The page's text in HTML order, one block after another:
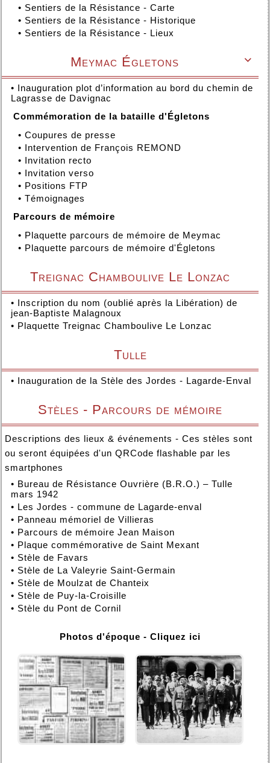
• Sentiers de la Résistance - Carte
• Sentiers de la Résistance - Historique
• Sentiers de la Résistance - Lieux

Meymac Égletons
•
Inauguration plot d’information au bord du chemin de
Lagrasse de Davignac
Commémoration de la bataille d'Égletons
• Coupures de presse
•
Intervention de François REMOND
•
Invitation recto
•
Invitation verso
• Positions FTP
• Témoignages
Parcours de mémoire
• Plaquette parcours de mémoire de Meymac
• Plaquette parcours de mémoire d'Égletons
Treignac Chamboulive Le Lonzac
•
Inscription du nom (oublié après la Libération) de
jean-Baptiste Malagnoux
• Plaquette Treignac Chamboulive Le Lonzac
Tulle
• Inauguration de la Stèle des Jordes - Lagarde-Enval
Stèles - Parcours de mémoire
Descriptions des lieux & événements - Ces stèles sont
ou seront équipées d'un QRCode flashable par les
smartphones
• Bureau de Résistance Ouvrière (B.R.O.) – Tulle
mars 1942
• Les Jordes - commune de Lagarde-enval
• Panneau mémoriel de Villieras
• Parcours de mémoire Jean Maison
• Plaque commémorative de Saint Mexant
• Stèle de Favars
• Stèle de La Valeyrie Saint-Germain
• Stèle de Moulzat de Chanteix
• Stèle de Puy-la-Croisille
• Stèle du Pont de Cornil
Photos d'époque - Cliquez ici